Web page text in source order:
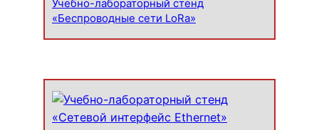
Учебно-лабораторный стенд
«Беспроводные сети LoRa»